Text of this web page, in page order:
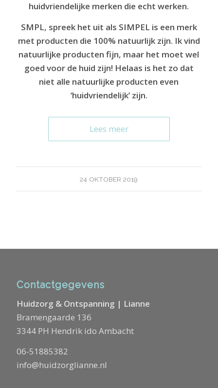
huidvriendelijke merken die echt werken.
SMPL, spreek het uit als SIMPEL is een merk
met producten die 100% natuurlijk zijn. Ik vind
natuurlijke producten fijn, maar het moet wel
goed voor de huid zijn! Helaas is het zo dat
niet alle natuurlijke producten even
‘huidvriendelijk’ zijn.
Lees meer
24 OKTOBER 2019
Contactgegevens
Huidzorg & Ontspanning | Lianne
Bramengaarde 136
3344 PH Hendrik ido Ambacht
06-51885382
info@huidzorglianne.nl